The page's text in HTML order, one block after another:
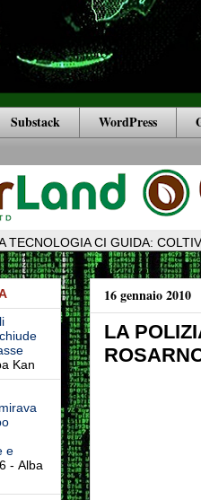
Substack WordPress
TECNOLOGIA CI GUIDA:
16 gennaio 2010
LA
Kan
e
- Alba